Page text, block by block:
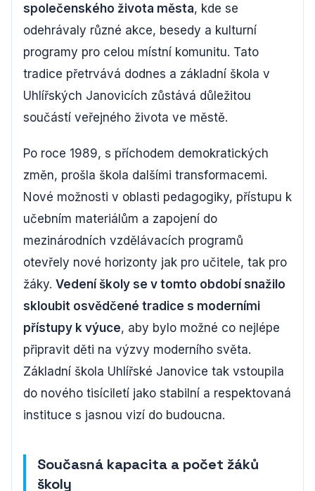
společenského života města, kde se
odehrávaly různé akce, besedy a kulturní
programy pro celou místní komunitu. Tato
tradice přetrvává dodnes a základní škola v
Uhlířských Janovicích zůstává důležitou
součástí veřejného života ve městě.
Po roce 1989, s příchodem demokratických
změn, prošla škola dalšími transformacemi.
Nové možnosti v oblasti pedagogiky, přístupu k
učebním materiálům a zapojení do
mezinárodních vzdělávacích programů
otevřely nové horizonty jak pro učitele, tak pro
žáky. Vedení školy se v tomto období snažilo
skloubit osvědčené tradice s moderními
přístupy k výuce, aby bylo možné co nejlépe
připravit děti na výzvy moderního světa.
Základní škola Uhlířské Janovice tak vstoupila
do nového tisíciletí jako stabilní a respektovaná
instituce s jasnou vizí do budoucna.
Současná kapacita a počet žáků
školy